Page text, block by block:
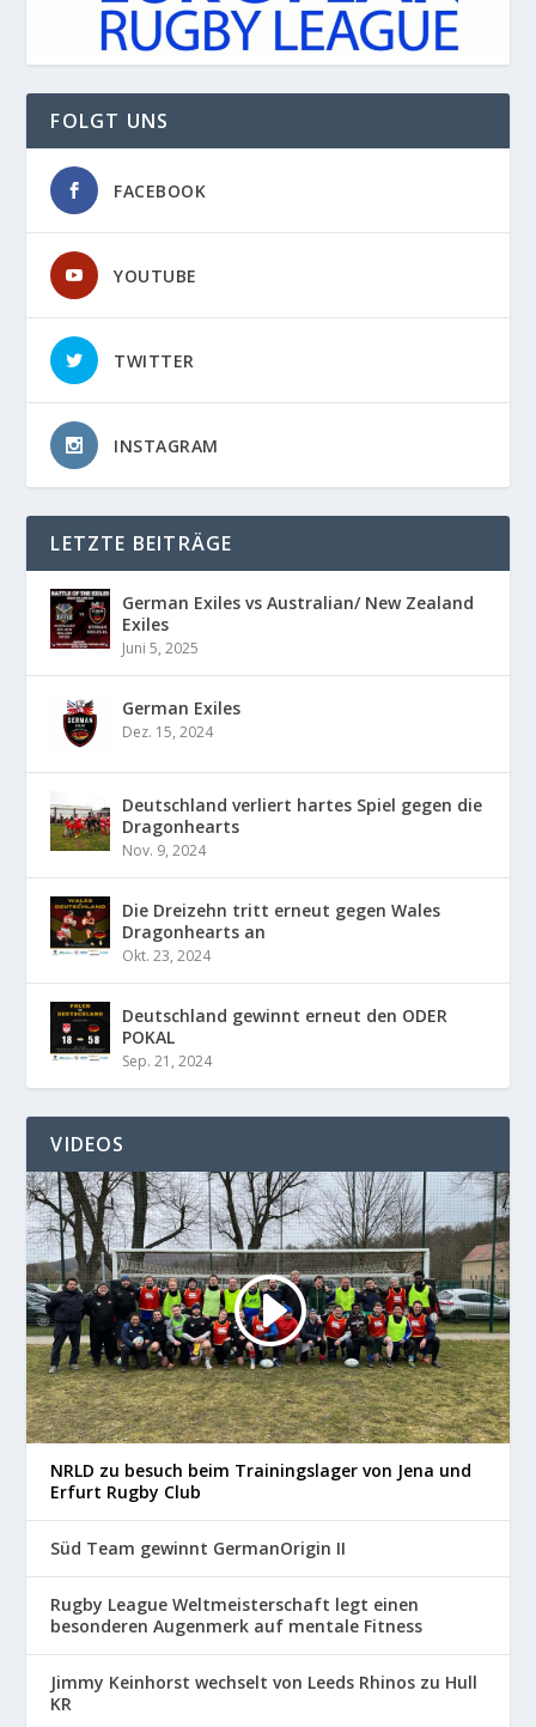
FOLGT UNS
FACEBOOK
YOUTUBE
TWITTER
INSTAGRAM
LETZTE BEITRÄGE
German Exiles vs Australian/ New Zealand
Exiles
Juni 5, 2025
German Exiles
Dez. 15, 2024
Deutschland verliert hartes Spiel gegen die
Dragonhearts
Nov. 9, 2024
Die Dreizehn tritt erneut gegen Wales
Dragonhearts an
Okt. 23, 2024
Deutschland gewinnt erneut den ODER
POKAL
Sep. 21, 2024
VIDEOS
NRLD zu besuch beim Trainingslager von Jena und
Erfurt Rugby Club
Süd Team gewinnt GermanOrigin II
Rugby League Weltmeisterschaft legt einen
besonderen Augenmerk auf mentale Fitness
Jimmy Keinhorst wechselt von Leeds Rhinos zu Hull
KR